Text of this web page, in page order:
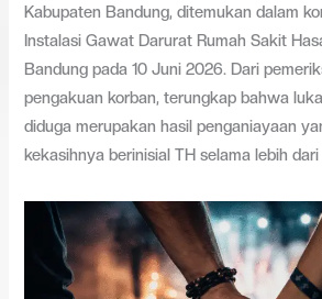
Kabupaten Bandung, ditemukan dalam
Instalasi Gawat Darurat Rumah Sakit
Bandung pada 10 Juni 2026. Dari
pengakuan korban, terungkap bahwa
diduga merupakan hasil penganiayaan
kekasihnya berinisial TH selama lebih